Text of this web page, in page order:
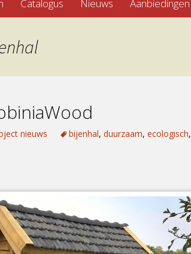
Catalogus Nieuws Aanbiedingen
nieuws bijenhal, duurzaam, ecologisch,